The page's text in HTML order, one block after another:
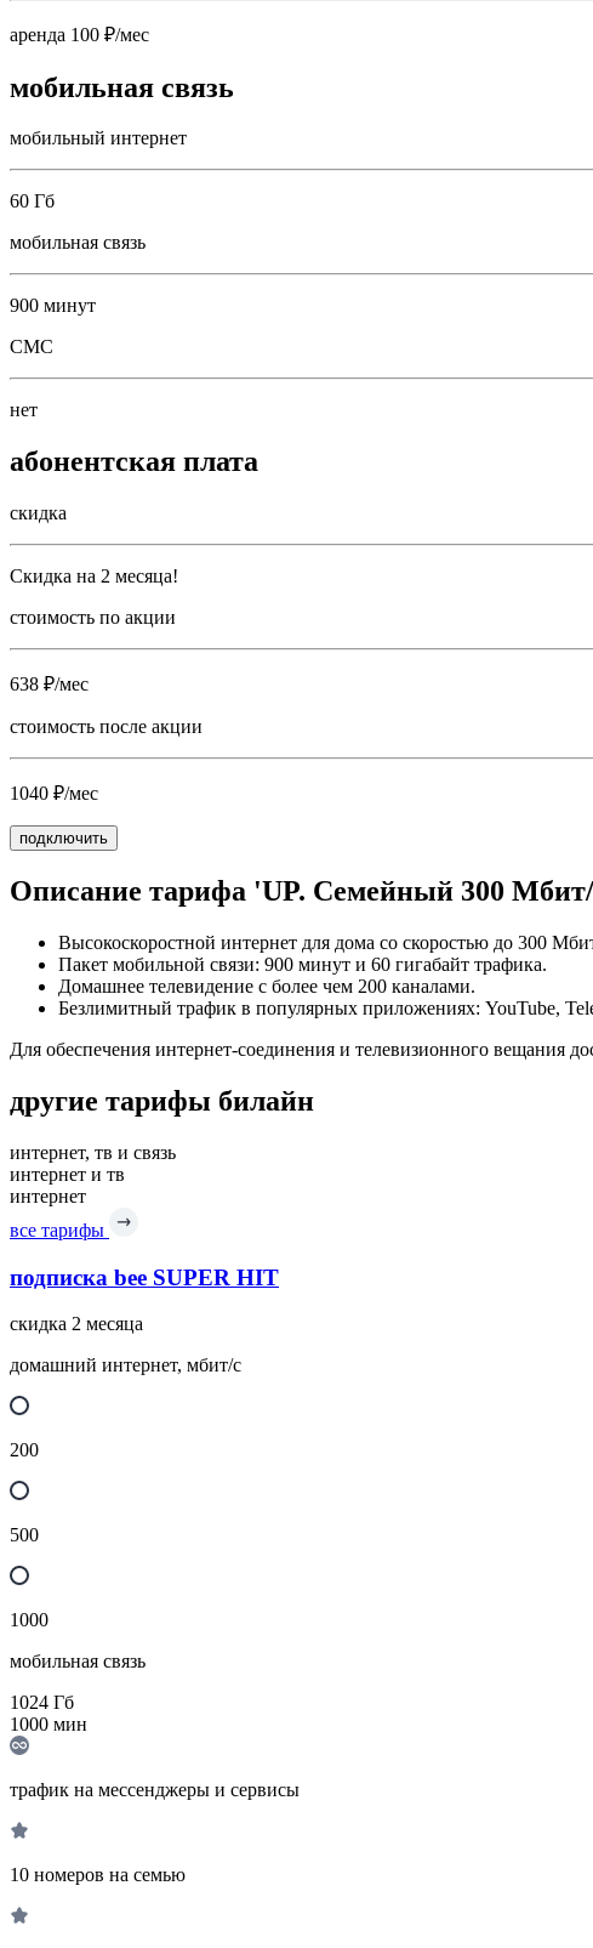
аренда 100 ₽/мес
мобильная связь
мобильный интернет
60 Гб
мобильная связь
900 минут
СМС
нет
абонентская плата
скидка
Скидка на 2 месяца!
стоимость по акции
638 ₽/мес
стоимость после акции
1040 ₽/мес
подключить
Описание тарифа 'UP. Семейный 300
Высокоскоростной интернет для дома со скоростью до 300
Пакет мобильной связи: 900 минут и 60 гигабайт трафика.
Домашнее телевидение с более чем 200 каналами.
Безлимитный трафик в популярных приложениях: YouTube,
Для обеспечения интернет-соединения и телевизионного вещания
другие тарифы билайн
интернет, тв и связь
интернет и тв
интернет
все тарифы
подписка bee SUPER HIT
скидка 2 месяца
домашний интернет, мбит/с
200
500
1000
мобильная связь
1024 Гб
1000 мин
трафик на мессенджеры и сервисы
10 номеров на семью